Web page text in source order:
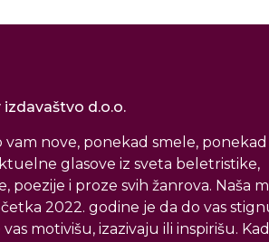
d.o.o.
vam nove, ponekad smele,
glasove iz sveta beletristike,
poezije i proze svih žanrova. Naša
2022. godine je da do vas
motivišu, izazivaju ili inspirišu.